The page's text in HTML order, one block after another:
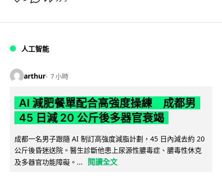
人工智能
arthur 7 小時
AI 減肥餐單配合高強度操練 成都男
45 日減 20 公斤後多器官衰竭
成都一名男子跟隨 AI 制訂高強度減脂計劃，45 日內減去約 20
公斤後昏迷送院。醫生診斷他患上尿源性膿毒症、膿毒性休克
及多器官功能障礙。...
閱讀全文